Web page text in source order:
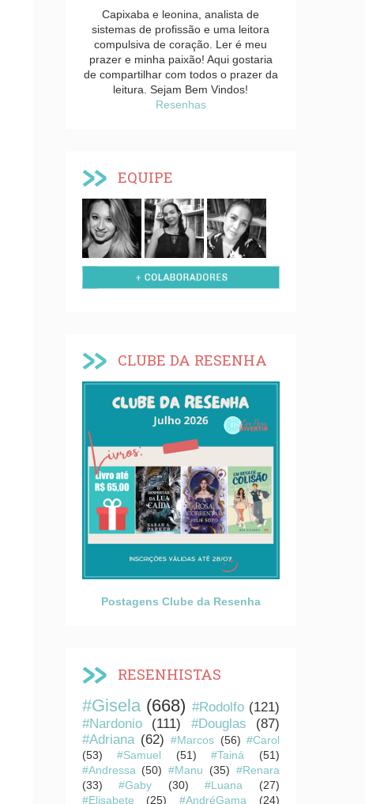
Capixaba e leonina, analista de
sistemas de profissão e uma leitora
compulsiva de coração. Ler é meu
prazer e minha paixão! Aqui gostaria
de compartilhar com todos o prazer da
leitura. Sejam Bem Vindos!
Resenhas
EQUIPE
CLUBE DA RESENHA
Postagens Clube da Resenha
RESENHISTAS
#Gisela (668) #Rodolfo (121)
#Nardonio
(111) #Douglas
(87)
#Adriana (62) #Marcos (56) #Carol
(53)
#Samuel (51) #Tainá
(51)
#Andressa (50) #Manu (35) #Renara
(33)
#Gaby (30) #Luana
(27)
#Elisabete
(25) #AndréGama
(24)